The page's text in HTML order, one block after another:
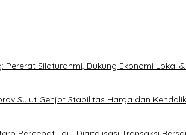
Pererat Silaturahmi, Dukung Ekonomi Lokal
Sulut Genjot Stabilitas Harga dan